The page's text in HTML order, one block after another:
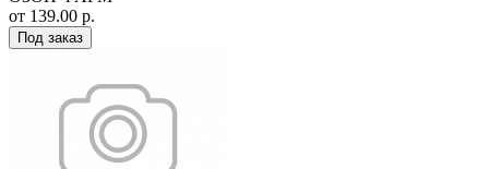
от 139.00 р.
Под заказ